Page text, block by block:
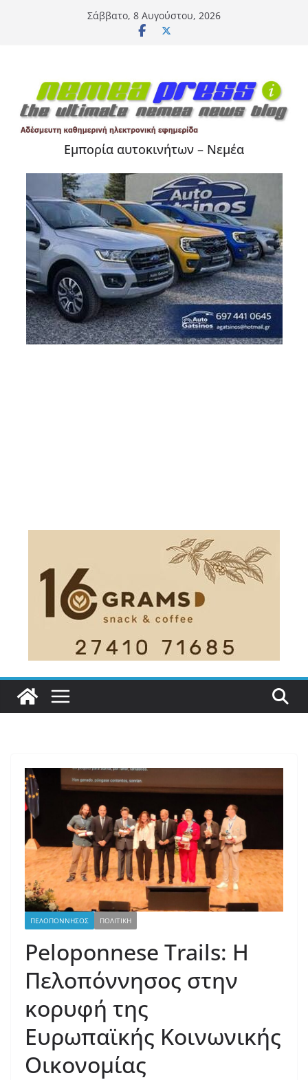
Σάββατο, 8 Αυγούστου, 2026
Εμπορία αυτοκινήτων – Νεμέα
ΠΕΛΟΠΟΝΝΗΣΟΣ ΠΟΛΙΤΙΚΗ
Peloponnese Trails: Η
Πελοπόννησος στην
κορυφή της
Ευρωπαϊκής Κοινωνικής
Οικονομίας